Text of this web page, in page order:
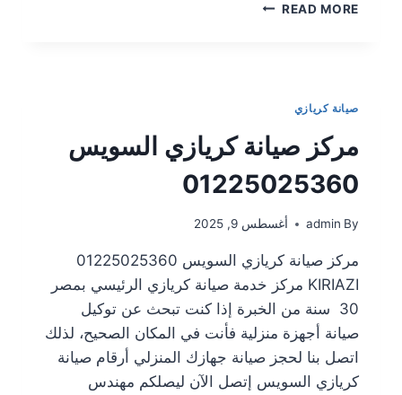
READ MORE
صيانة كريازي
مركز صيانة كريازي السويس
01225025360
By
admin أغسطس 9, 2025
مركز صيانة كريازي السويس 01225025360
KIRIAZI مركز خدمة صيانة كريازي الرئيسي بمصر
30 سنة من الخبرة إذا كنت تبحث عن توكيل
صيانة أجهزة منزلية فأنت في المكان الصحيح، لذلك
اتصل بنا لحجز صيانة جهازك المنزلي أرقام صيانة
كريازي السويس إتصل الآن ليصلكم مهندس